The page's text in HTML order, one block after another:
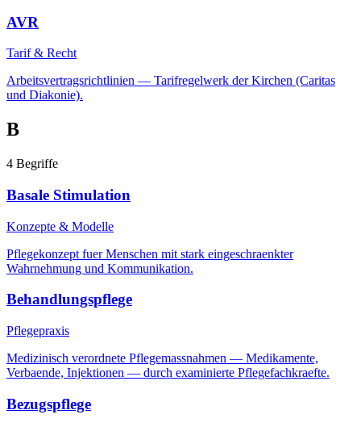
AVR
Tarif & Recht
Arbeitsvertragsrichtlinien — Tarifregelwerk der Kirchen (Caritas
und Diakonie).
B
4 Begriffe
Basale Stimulation
Konzepte & Modelle
Pflegekonzept fuer Menschen mit stark eingeschraenkter
Wahrnehmung und Kommunikation.
Behandlungspflege
Pflegepraxis
Medizinisch verordnete Pflegemassnahmen — Medikamente,
Verbaende, Injektionen — durch examinierte Pflegefachkraefte.
Bezugspflege